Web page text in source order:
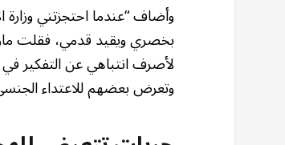
وأضاف “عندما احتجزتني
بخصري ويقيد قدمي، فقلت
لأصرف انتباهي عن التفكير
وتعرض بعضهم للاعتداء